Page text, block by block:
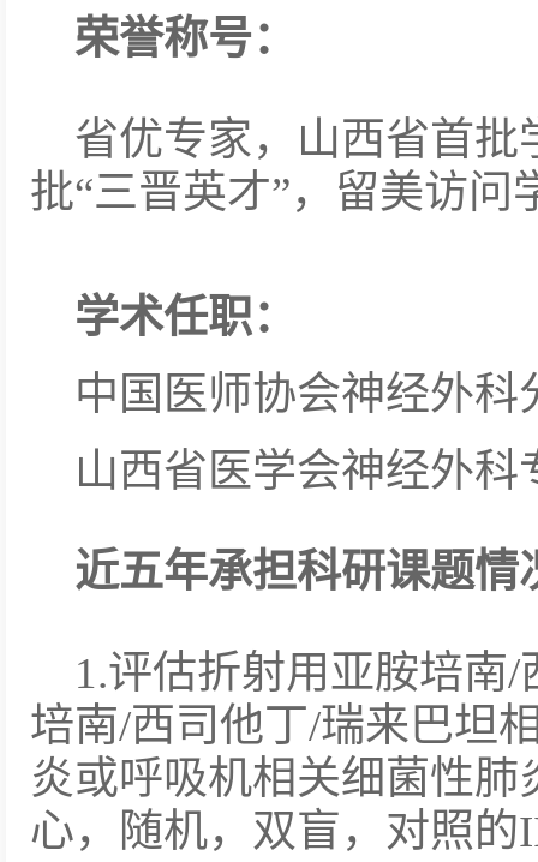
荣誉称号：
省优专家，山西省首
批“三晋英才”，留美访问
学术任职：
中国医师协会神经外科
山西省医学会神经外
近五年承担科研课题情
1.评估折射用亚胺培南
培南/西司他丁/瑞来巴坦
炎或呼吸机相关细菌性
心，随机，双盲，对照